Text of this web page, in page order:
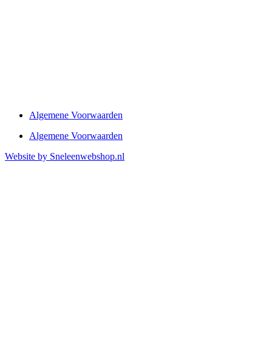
Algemene Voorwaarden
Algemene Voorwaarden
Website by Sneleenwebshop.nl